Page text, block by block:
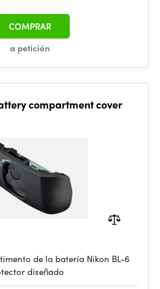
a petición
COMPRAR
compartment cover
de la batería Nikon BL-6
diseñado